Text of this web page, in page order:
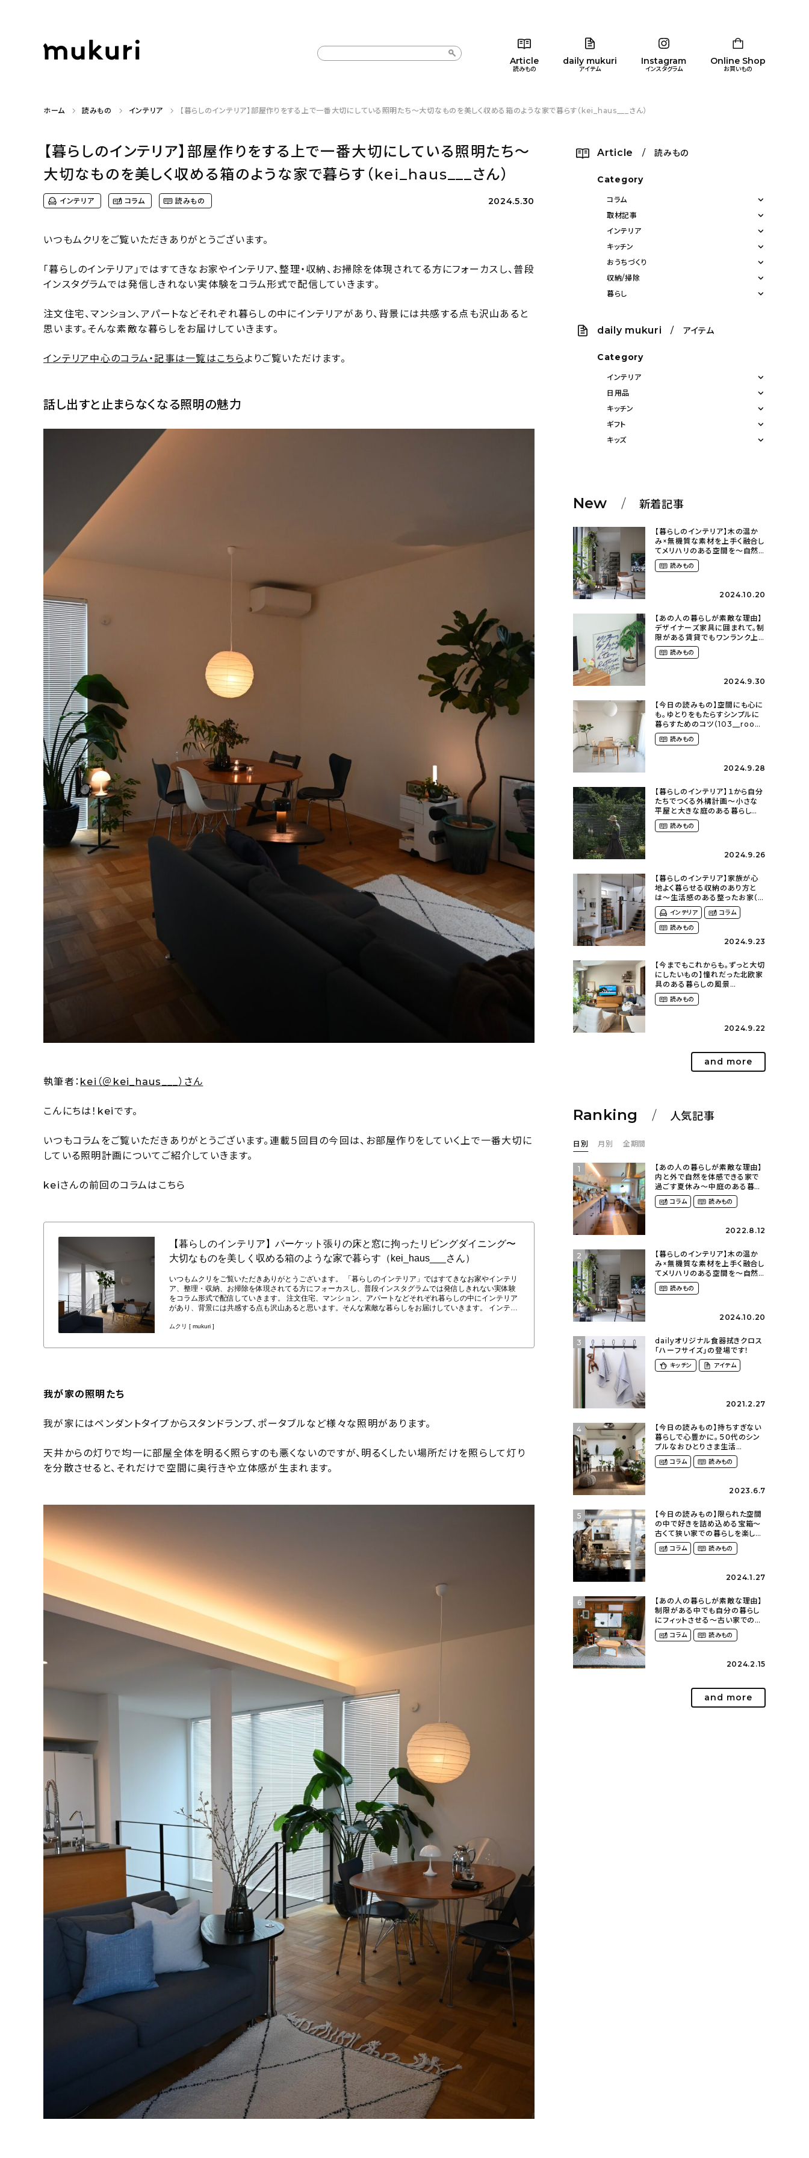
Article
読みもの
daily mukuri
アイテム
Instagram
インスタグラム
Online Shop
お買いもの
カテゴリー一覧 コラム 暮らし
カテゴリー一覧 インテリア
ホーム 読みもの インテリア 【暮らしのインテリア】部屋作りをする上で一番大切にしている照明たち〜大切なものを美しく収める箱のような家で暮らす（kei_haus___さん）
【暮らしのインテリア】部屋作りをする上で一番大切にしている照明たち〜
大切なものを美しく収める箱のような家で暮らす（kei_haus___さん）
インテリア コラム 読みもの 2024.5.30
いつもムクリをご覧いただきありがとうございます。
「暮らしのインテリア」ではすてきなお家やインテリア、整理・収納、お掃除を体現されてる方にフォーカスし、普段
インスタグラムでは発信しきれない実体験をコラム形式で配信していきます。
注文住宅、マンション、アパートなどそれぞれ暮らしの中にインテリアがあり、背景には共感する点も沢山あると
思います。そんな素敵な暮らしをお届けしていきます。
インテリア中心のコラム・記事は一覧はこちらよりご覧いただけます。
話し出すと止まらなくなる照明の魅力
執筆者： kei（＠kei_haus___）さん
こんにちは！keiです。
いつもコラムをご覧いただきありがとうございます。連載５回目の今回は、お部屋作りをしていく上で一番大切に
している照明計画についてご紹介していきます。
keiさんの前回のコラムはこちら
我が家の照明たち
我が家にはペンダントタイプからスタンドランプ、ポータブルなど様々な照明があります。
天井からの灯りで均一に部屋全体を明るく照らすのも悪くないのですが、明るくしたい場所だけを照らして灯り
を分散させると、それだけで空間に奥行きや立体感が生まれます。
Article / 読みもの
Category
コラム
取材記事
インテリア
キッチン
おうちづくり
収納/掃除
暮らし
daily mukuri / アイテム
Category
インテリア
日用品
キッチン
ギフト
キッズ
New 新着記事
【暮らしのインテリア】木の温か
み×無機質な素材を上手く融合し
てメリハリのある空間を〜自然
に囲まれて暮らす（ki_no_ieさ
ん） 読みもの
2024.10.20
【あの人の暮らしが素敵な理由】
デザイナーズ家具に囲まれて。制
限がある賃貸でもワンランク上
のお部屋に〜狭くても好きな暮
らしのこと（_____chika708さ
読みもの
2024.9.30
【今日の読みもの】空間にも心に
も。ゆとりをもたらすシンプルに
暮らすためのコツ（103__room
さん）
読みもの
2024.9.28
【暮らしのインテリア】１から自分
たちでつくる外構計画〜小さな
平屋と大きな庭のある暮らし
（tsumikiniwaさん）
読みもの
2024.9.26
【暮らしのインテリア】家族が心
地よく暮らせる収納のあり方と
は〜生活感のある整ったお家（
kaya___ieさん）
インテリア
コラム
読みもの
2024.9.23
【今までもこれからも。ずっと大切
にしたいもの】憧れだった北欧家
具のある暮らしの風景
（m._.k_homeさん）
読みもの
2024.9.22
and more
Ranking 人気記事
日別 月別 全期間
1
【あの人の暮らしが素敵な理由】
内と外で自然を体感できる家で
過ごす夏休み〜中庭のある暮ら
し（yume_2700さん）
コラム 読みもの
2022.8.12
2
【暮らしのインテリア】木の温か
み×無機質な素材を上手く融合し
てメリハリのある空間を〜自然
に囲まれて暮らす（ki_no_ieさ
ん） 読みもの
2024.10.20
3
dailyオリジナル食器拭きクロス
「ハーフサイズ」の登場です！
キッチン アイテム
2021.2.27
4
【今日の読みもの】持ちすぎない
暮らしで心豊かに。５０代のシン
プルなおひとりさま生活
（ohitorisama_kurasiさん）
コラム 読みもの
2023.6.7
5
【今日の読みもの】限られた空間
の中で好きを詰め込める宝箱〜
古くて狭い家での暮らしを楽しむ
（2nyan_and_lifestylesさん）
コラム 読みもの
2024.1.27
6
【あの人の暮らしが素敵な理由】
制限がある中でも自分の暮らし
にフィットさせる〜古い家での暮
らしを楽しむ（idasanchiさん）
コラム 読みもの
2024.2.15
and more